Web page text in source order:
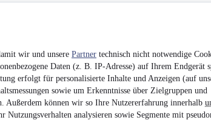
wir und unsere Partner technisch nicht notwendige
Daten (z. B. IP-Adresse) auf Ihrem Endgerät
erfolgt für personalisierte Inhalte und Anzeigen (auf
sowie um Erkenntnisse über Zielgruppen und
Außerdem können wir so Ihre Nutzererfahrung innerhalb
Nutzungsverhalten analysieren sowie Segmente mit
Dacia Duster II
14.800 €
157 €
EZ 09/2021•89.000